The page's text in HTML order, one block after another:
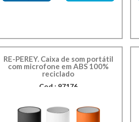
RE-PEREY. Caixa de som portátil
com microfone em ABS 100%
reciclado
Cod.: 97176